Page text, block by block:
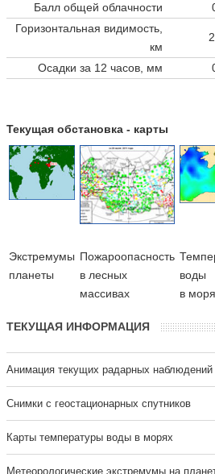
Балл общей облачности
Горизонтальная видимость,
км
Осадки за 12 часов, мм
Текущая обстановка - карты
Экстремумы
планеты
Пожароопасность
в лесных
массивах
воды
в
ТЕКУЩАЯ ИНФОРМАЦИЯ
Анимация текущих радарных наблюдений
Cнимки с геостационарных спутников
Карты температуры воды в морях
Метеорологические экстремумы на